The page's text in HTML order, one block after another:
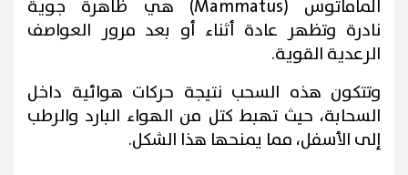
الماماتوس (Mammatus) هي
ظاهرة جوية
نادرة وتظهر عادة أثناء أو بعد مرور العواصف
الرعدية القوية.
وتتكون هذه السحب نتيجة حركات هوائية داخل
السحابة، حيث تهبط كتل من الهواء البارد والرطب
إلى الأسفل، مما يمنحها هذا الشكل.